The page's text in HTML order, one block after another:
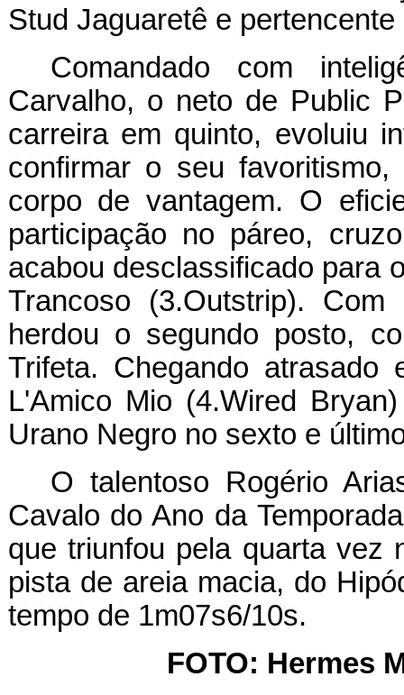
Stud Jaguaretê e
Comandado com
Carvalho, o neto de Public
carreira em quinto, evoluiu
confirmar o seu
corpo de vantagem. O
participação no páreo,
acabou desclassificado para
Trancoso (3.Outstrip).
herdou o segundo posto,
Trifeta. Chegando atrasado
L'Amico Mio (4.Wired
Urano Negro no sexto e
O talentoso Rogério
Cavalo do Ano da
que triunfou pela quarta vez
pista de areia macia, do
tempo de 1m07s6/10s.
FOTO: Hermes